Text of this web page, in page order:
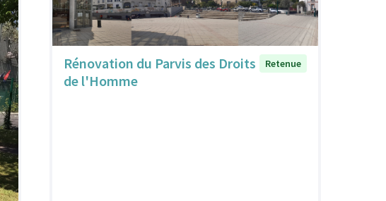
Rénovation du Parvis des Droits
de l'Homme
Retenue